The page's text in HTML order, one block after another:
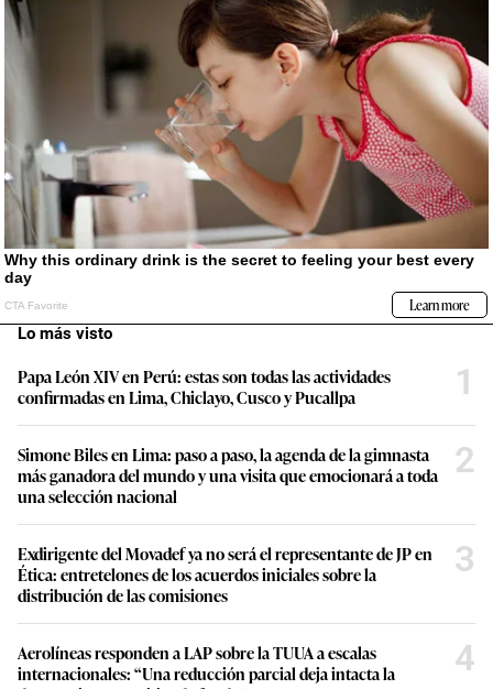
Lo más visto
Papa León XIV en Perú: estas son todas las actividades
confirmadas en Lima, Chiclayo, Cusco y Pucallpa
1
Simone Biles en Lima: paso a paso, la agenda de la gimnasta
más ganadora del mundo y una visita que emocionará a toda
una selección nacional
2
Exdirigente del Movadef ya no será el representante de JP en
Ética: entretelones de los acuerdos iniciales sobre la
distribución de las comisiones
3
Aerolíneas responden a LAP sobre la TUUA a escalas
internacionales: “Una reducción parcial deja intacta la
4